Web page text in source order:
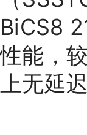
BiCS8
性能，
上无延